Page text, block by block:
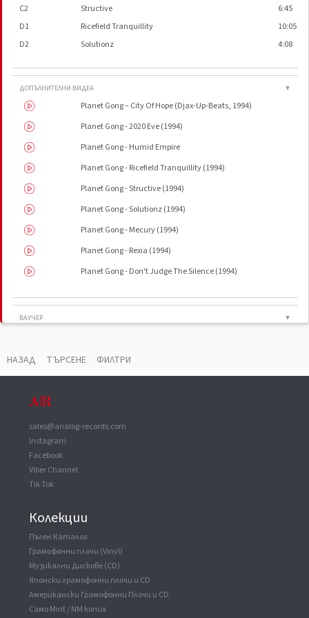
C2 Structive
6:45
D1
Ricefield Tranquillity
10:05
D2
Solutionz 4:08
ДОПЪЛНИТЕЛНИ ВИДЕА ▼
Planet Gong – City Of Hope (Djax-Up-Beats, 1994)
Planet Gong - 2020 Eve (1994)
Planet Gong - Humid Empire
Planet Gong - Ricefield Tranquillity (1994)
Planet Gong - Structive (1994)
Planet Gong - Solutionz (1994)
Planet Gong - Mecury (1994)
Planet Gong - Rexia (1994)
Planet Gong - Don't Judge The Silence (1994)
ВАУЧЕР ▼
НАЗАД ТЪРСЕНЕ ФИЛТРИ
sales@analog-records.com
Instagram
Facebook
Viber Channel
Tik Tok
Колекции
Пълен Каталог
Грамофонни плочи (Vinyl)
Музикални Дискове (CD)
Японски грамофонни плочи и CD
Американски Грамофонни Плочи и CD
Само Mint / NM копия